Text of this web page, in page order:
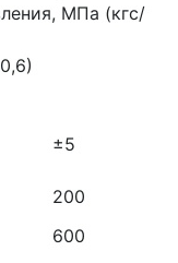
МПа (кгс/
±5
200
600